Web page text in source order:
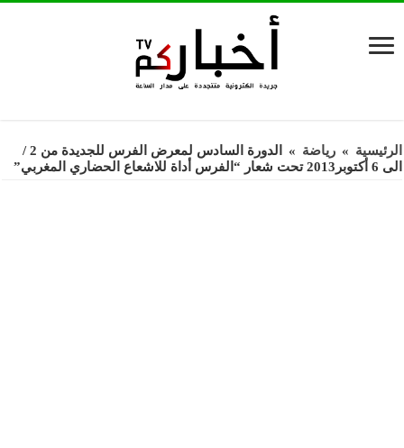
الرئيسية » رياضة »
الدورة السادس لمعرض الفرس للجديدة من 2 /
الى 6 أكتوبر2013 تحت شعار “الفرس أداة للاشعاع الحضاري المغربي”